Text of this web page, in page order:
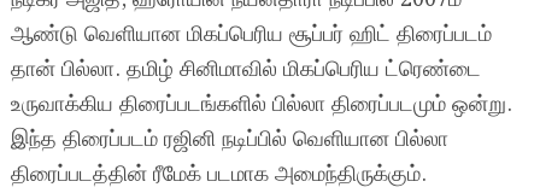
ஆண்டு வெளியான மிகப்பெரிய சூப்பர் ஹிட் திரைப்படம்
தான் பில்லா. தமிழ் சினிமாவில் மிகப்பெரிய ட்ரெண்டை
உருவாக்கிய திரைப்படங்களில் பில்லா திரைப்படமும் ஒன்று.
இந்த திரைப்படம் ரஜினி நடிப்பில் வெளியான பில்லா
திரைப்படத்தின் ரீமேக் படமாக அமைந்திருக்கும்.